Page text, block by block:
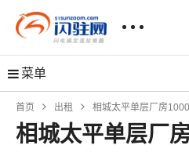
菜单
首页 出租 相城太平单层厂房
相城太平单层厂